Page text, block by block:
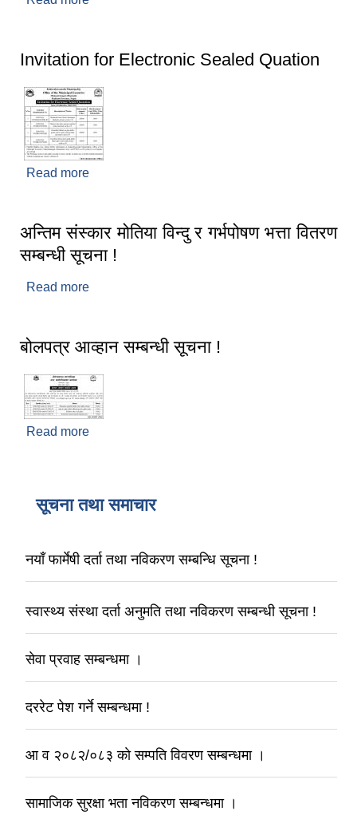
Invitation for Electronic Sealed Quation
Read more
अन्तिम संस्कार मोतिया विन्दु र गर्भपोषण भत्ता वितरण
सम्बन्धी सूचना !
Read more
बोलपत्र आव्हान सम्बन्धी सूचना !
Read more
सूचना तथा समाचार
नयाँ फार्मेषी दर्ता तथा नविकरण सम्बन्धि सूचना !
स्वास्थ्य संस्था दर्ता अनुमति तथा नविकरण सम्बन्धी सूचना !
सेवा प्रवाह सम्बन्धमा ।
दररेट पेश गर्ने सम्बन्धमा !
आ व २०८२/०८३ काे सम्पति विवरण सम्बन्धमा ।
सामाजिक सुरक्षा भता नविकरण सम्बन्धमा ।